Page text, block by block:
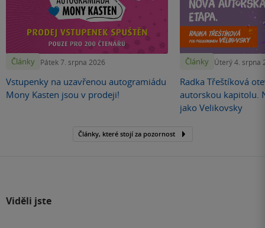
Články Pátek 7. srpna 2026
Vstupenky na uzavřenou autogramiádu
Mony Kasten jsou v prodeji!
Články Úterý 4. srpna
Radka Třeštíková
autorskou kapitolu.
jako Velikovsky
Články, které stojí za pozornost
Viděli jste